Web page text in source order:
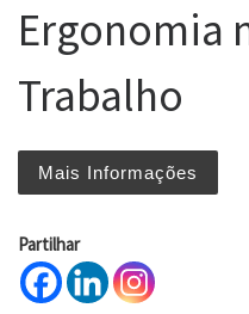
Ergonomia
Trabalho
Mais Informações
Partilhar